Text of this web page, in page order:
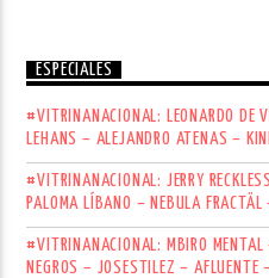
ESPECIALES
#VITRINANACIONAL: LEONARDO DE
LEHANS – ALEJANDRO ATENAS –
#VITRINANACIONAL: JERRY
PALOMA LÍBANO – NEBULA FRACTÄL
#VITRINANACIONAL: MBIRO
NEGROS – JOSESTILEZ – AFLUENTE